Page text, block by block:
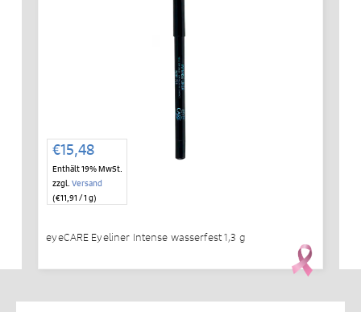
€15,48
Enthält 19% MwSt.
zzgl. Versand
(€11,91 / 1 g)
eyeCARE Eyeliner Intense wasserfest 1,3 g